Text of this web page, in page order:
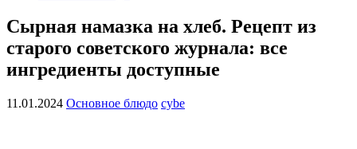
Сырная намазка на хлеб. Рецепт из
старого советского журнала: все
ингредиенты доступные
11.01.2024 Основное блюдо cybe